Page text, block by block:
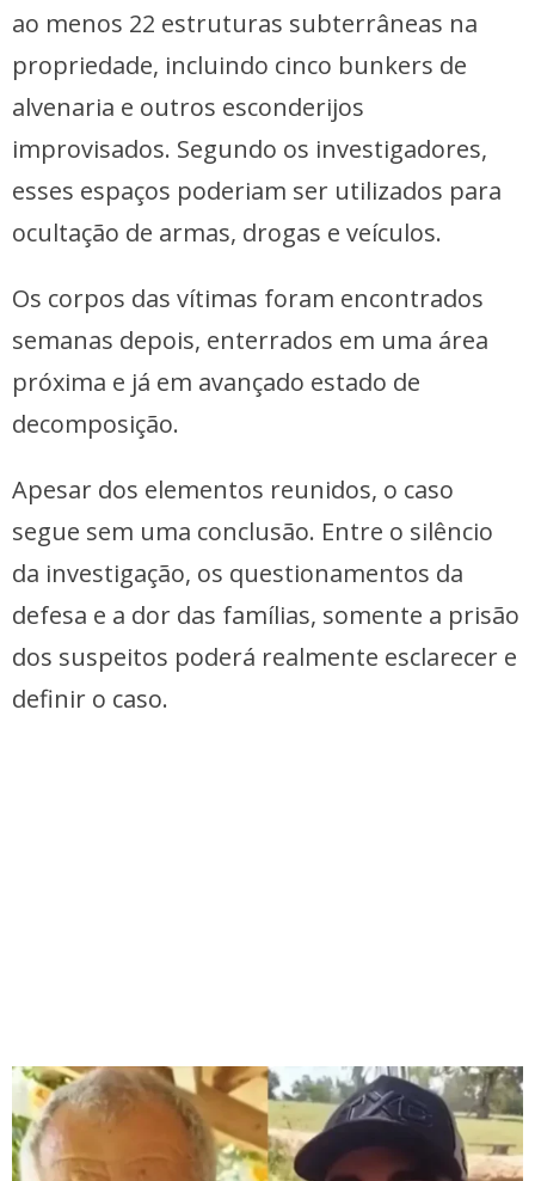
ao menos 22 estruturas subterrâneas na
propriedade, incluindo cinco bunkers de
alvenaria e outros esconderijos
improvisados. Segundo os investigadores,
esses espaços poderiam ser utilizados para
ocultação de armas, drogas e veículos.
Os corpos das vítimas foram encontrados
semanas depois, enterrados em uma área
próxima e já em avançado estado de
decomposição.
Apesar dos elementos reunidos, o caso
segue sem uma conclusão. Entre o silêncio
da investigação, os questionamentos da
defesa e a dor das famílias, somente a prisão
dos suspeitos poderá realmente esclarecer e
definir o caso.